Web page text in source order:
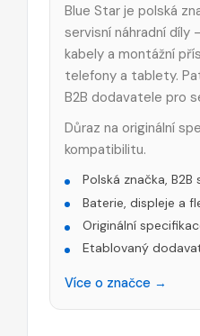
Blue Star je polská
servisní náhradní díly
kabely a montážní
telefony a tablety.
B2B dodavatele pro
Důraz na originální
kompatibilitu.
Polská značka, B2B
Baterie, displeje a
Originální
Etablovaný
Více o značce →